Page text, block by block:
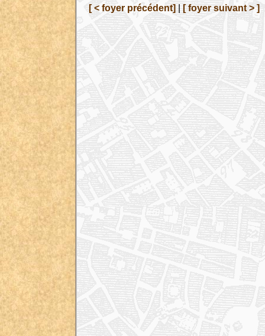
[ < foyer précédent] [ foyer suivant > ]